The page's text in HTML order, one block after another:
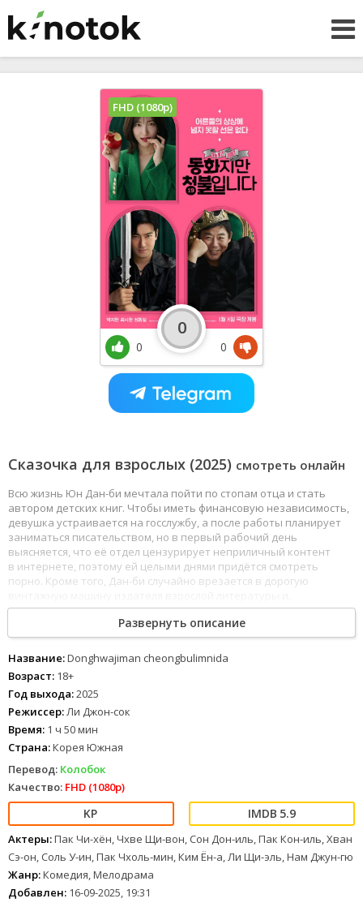
Сказочка для взрослых (2025) смотреть онлайн
Всю жизнь Юн Дан-би мечтала пойти по стопам отца и стать
автором детских книг. Чтобы иметь финансовую независимость,
девушка устраивается на госслужбу, а после работы планирует
заниматься писательством, но в первый рабочий день
выясняется, что её отдел цензурирует неприличный контент
в интернете, поэтому ей целыми днями придётся смотреть
порно. Кроме того, Дан-би случайно врезается в дорогую
за неимением крупной суммы, теперь должна ему 20 эротических
Развернуть описание
Название:Donghwajiman cheongbulimnida
Возраст: 18+
Год выхода:2025
Режиссер:Ли Джон-сок
Время: 1 ч 50 мин
Страна:Корея Южная
Перевод: Колобок
Качество: FHD (1080p)
5.9
Актеры:Пак Чи-хён, Чхве Щи-вон, Сон Дон-иль, Пак Кон-иль, Хван
Сэ-он, Соль У-ин, Пак Чхоль-мин, Ким Ён-а, Ли Щи-эль, Нам Джун-гю
Жанр:Комедия, Мелодрама
Добавлен: 16-09-2025, 19:31
FHD (1080p)
0
0
0